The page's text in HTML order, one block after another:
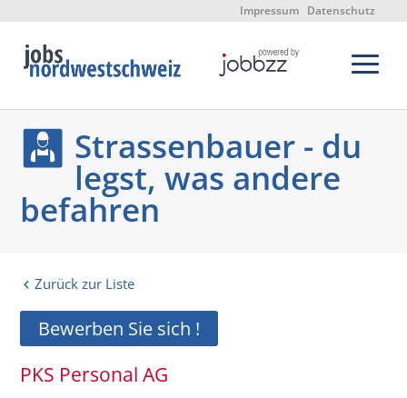
Impressum Datenschutz
Strassenbauer - du
legst, was andere
befahren
Zurück zur Liste
Bewerben Sie sich !
PKS Personal AG